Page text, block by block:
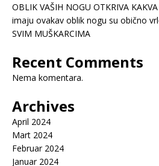
OBLIK VAŠIH NOGU OTKRIVA
imaju ovakav oblik nogu su obično
SVIM MUŠKARCIMA
Recent Comments
Nema komentara.
Archives
April 2024
Mart 2024
Februar 2024
Januar 2024